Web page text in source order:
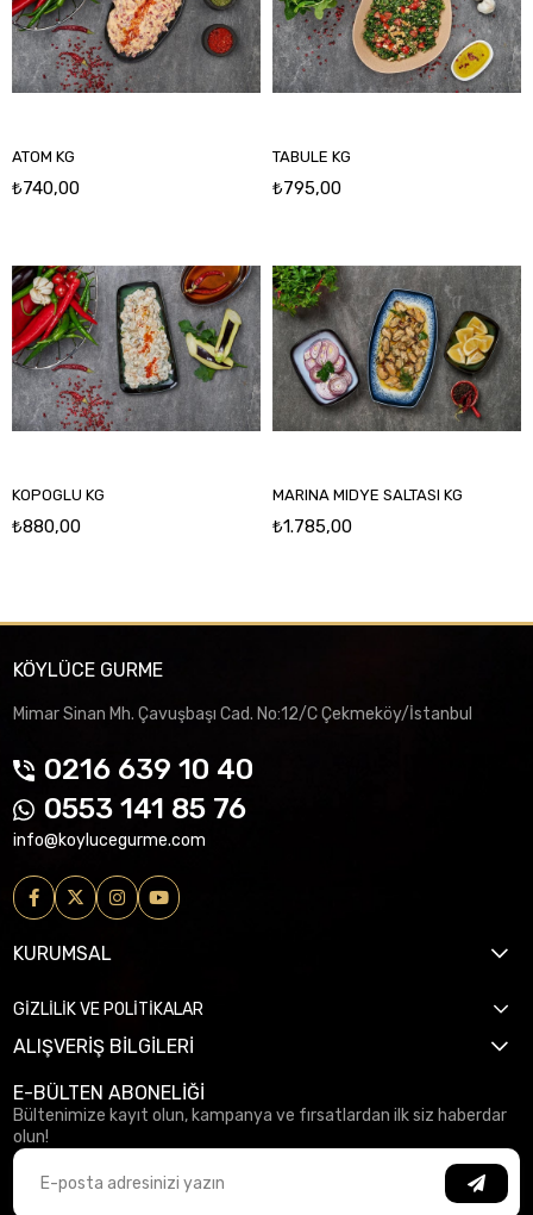
ATOM KG
₺740,00
TABULE KG
₺795,00
KOPOGLU KG
₺880,00
MARINA MIDYE SALTASI KG
₺1.785,00
KÖYLÜCE GURME
Mimar Sinan Mh. Çavuşbaşı Cad. No:12/C Çekmeköy/İstanbul
0216 639 10 40
0553 141 85 76
info@koylucegurme.com
KURUMSAL
GİZLİLİK VE POLİTİKALAR
ALIŞVERİŞ BİLGİLERİ
E-BÜLTEN ABONELİĞİ
Bültenimize kayıt olun, kampanya ve fırsatlardan ilk siz haberdar
olun!